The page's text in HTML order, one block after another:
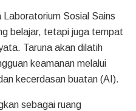
Sosial Sains
belajar, tetapi juga tempat
Taruna akan dilatih
keamanan melalui
kecerdasan buatan (AI).
sebagai ruang